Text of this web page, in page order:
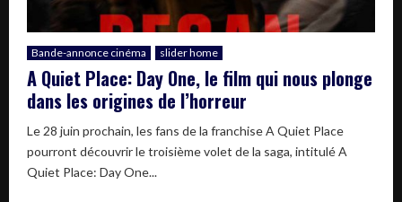
Bande-annonce cinéma slider home
A Quiet Place: Day One, le film qui nous plonge
dans les origines de l’horreur
Le 28 juin prochain, les fans de la franchise A Quiet Place
pourront découvrir le troisième volet de la saga, intitulé A
Quiet Place: Day One...